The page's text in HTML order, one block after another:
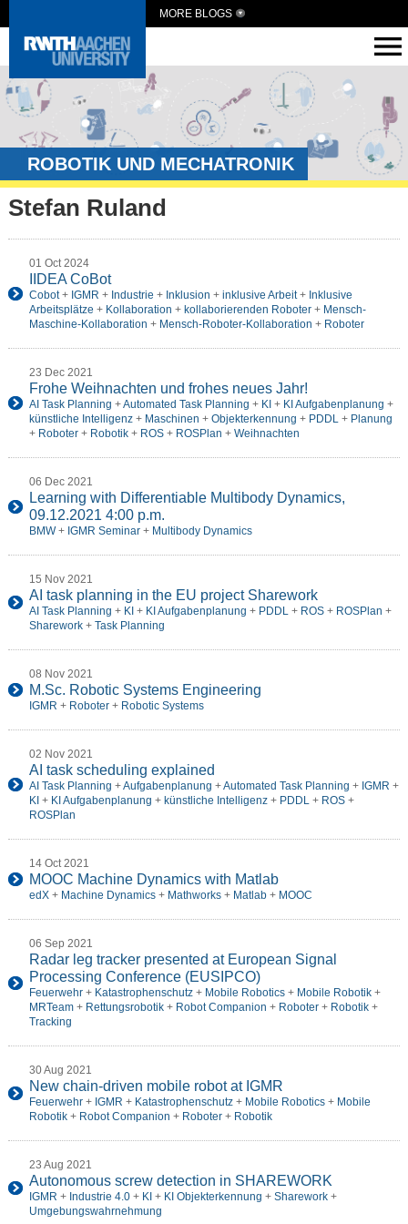
MORE BLOGS
ROBOTIK UND MECHATRONIK
Stefan Ruland
01 Oct 2024
IIDEA CoBot
Cobot+ IGMR + Industrie + Inklusion + inklusive Arbeit+ Inklusive
Arbeitsplätze + Kollaboration + kollaborierenden Roboter+ Mensch-
Maschine-Kollaboration + Mensch-Roboter-Kollaboration + Roboter
23 Dec 2021
Frohe Weihnachten und frohes neues Jahr!
AI Task Planning +Automated Task Planning + KI + KI Aufgabenplanung +
künstliche Intelligenz+ Maschinen + Objekterkennung + PDDL+ Planung
+ Roboter+ Robotik+ ROS+ ROSPlan + Weihnachten
06 Dec 2021
Learning with Differentiable Multibody Dynamics,
09.12.2021 4:00 p.m.
BMW+ IGMR Seminar+ Multibody Dynamics
15 Nov 2021
AI task planning in the EU project Sharework
AI Task Planning + KI + KI Aufgabenplanung + PDDL+ ROS+ ROSPlan +
Sharework+ Task Planning
08 Nov 2021
M.Sc. Robotic Systems Engineering
IGMR + Roboter+ Robotic Systems
02 Nov 2021
AI task scheduling explained
AI Task Planning +Aufgabenplanung +Automated Task Planning + IGMR +
KI + KI Aufgabenplanung + künstliche Intelligenz+ PDDL+ ROS+
ROSPlan
14 Oct 2021
MOOC Machine Dynamics with Matlab
edX+ Machine Dynamics+ Mathworks+ Matlab+ MOOC
06 Sep 2021
Radar leg tracker presented at European Signal
Processing Conference (EUSIPCO)
Feuerwehr+ Katastrophenschutz+ Mobile Robotics+ Mobile Robotik+
MRTeam+ Rettungsrobotik+ Robot Companion + Roboter+ Robotik+
Tracking
30 Aug 2021
New chain-driven mobile robot at IGMR
Feuerwehr+ IGMR + Katastrophenschutz+ Mobile Robotics+ Mobile
Robotik+ Robot Companion + Roboter+ Robotik
23 Aug 2021
Autonomous screw detection in SHAREWORK
IGMR + Industrie 4.0+ KI + KI Objekterkennung + Sharework+
Umgebungswahrnehmung